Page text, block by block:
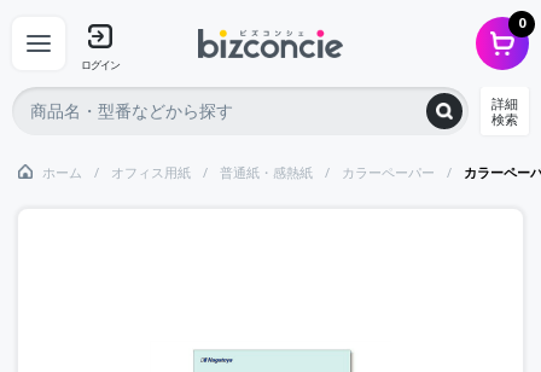
ログイン
0
詳細
検索
ホーム オフィス用紙 普通紙・感熱紙 カラーペーパー カラーペ